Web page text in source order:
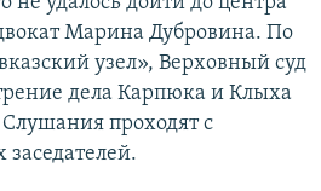
Марина Дубровина. По
узел», Верховный суд
дела Карпюка и Клыха
Слушания проходят с